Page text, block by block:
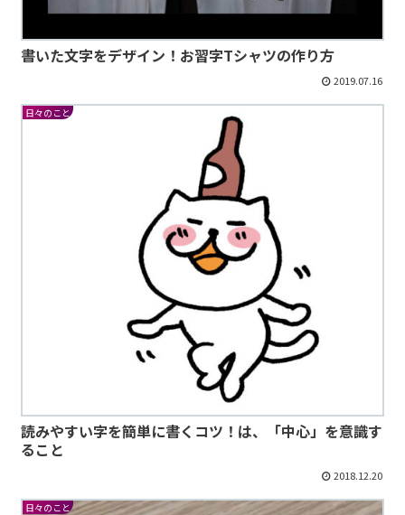
書いた文字をデザイン！お習字Tシャツの作り方
2019.07.16
日々のこと
読みやすい字を簡単に書くコツ！は、「中心」を意識す
ること
2018.12.20
日々のこと